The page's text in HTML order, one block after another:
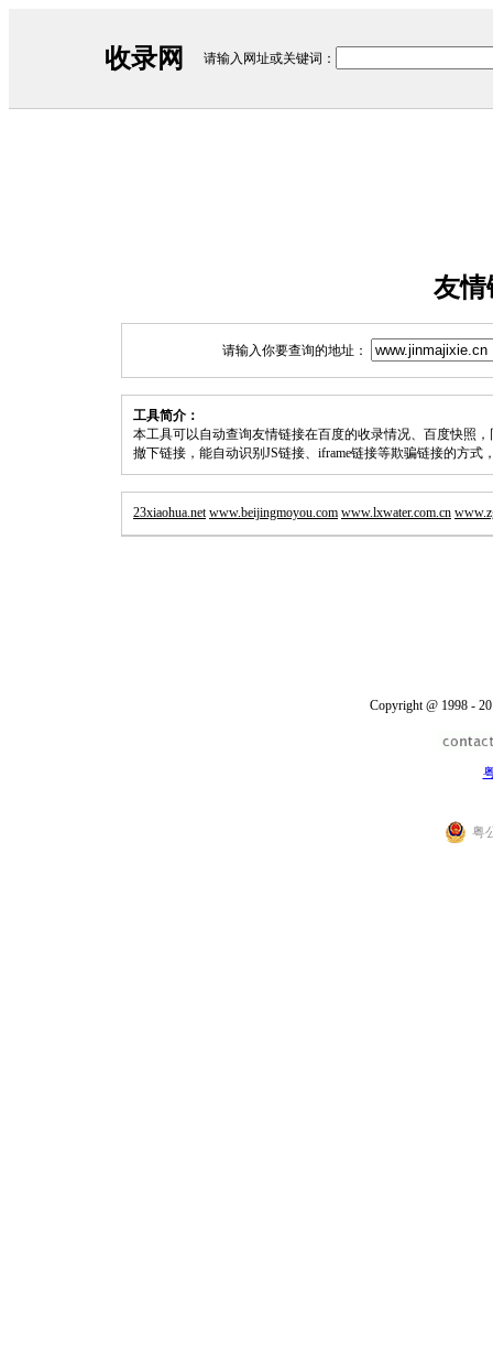
收录网 请输入网址或关键词：
友情
请输入你要查询的地址：
工具简介：
本工具可以自动查询友情链接在百度的收录情况、百度快照
撤下链接，能自动识别JS链接、iframe链接等欺骗链接的方式
23xiaohua.net www.beijingmoyou.com www.lxwater.com.cn
Copyright @ 1998 -
粤